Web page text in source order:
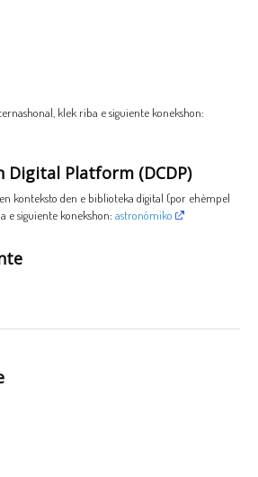
klek riba e siguiente konekshon:
Digital Platform (DCDP)
konteksto den e biblioteka digital (por ehèmpel
e siguiente konekshon: astronómiko